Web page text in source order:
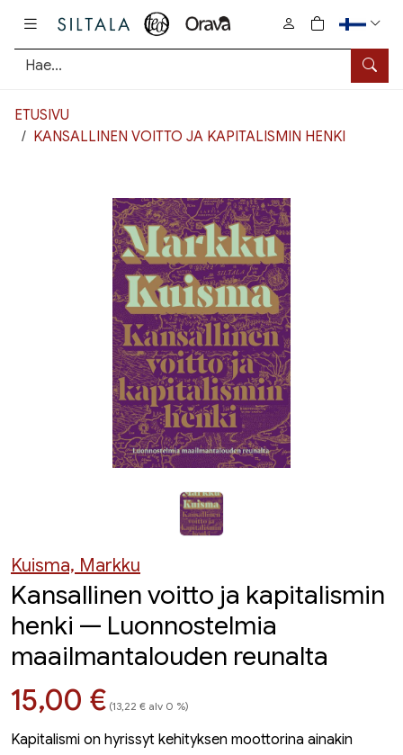
Hae
0
tuotetta
ETUSIVU
KANSALLINEN VOITTO JA KAPITALISMIN HENKI
Kuisma, Markku
Kansallinen voitto ja kapitalismin
henki — Luonnostelmia
maailmantalouden reunalta
Hinta nyt
15,00 € (13,22 € alv 0 %)
Kapitalismi on hyrissyt kehityksen moottorina ainakin